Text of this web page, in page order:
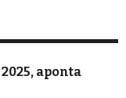
aponta